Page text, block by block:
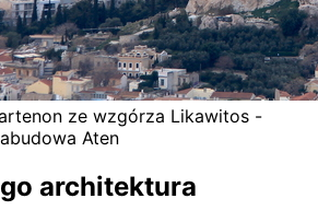
ze wzgórza Likawitos -
Aten
architektura